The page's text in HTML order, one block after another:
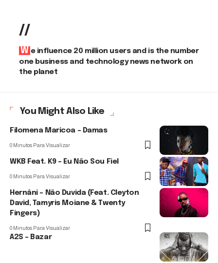
//
We influence 20 million users and is the number
one business and technology news network on
the planet
You Might Also Like
Filomena Maricoa – Damas
0 Minutos Para Visualizar
WKB Feat. K9 – Eu Não Sou Fiel
0 Minutos Para Visualizar
Hernâni – Não Duvida (Feat. Cleyton
David, Tamyris Moiane & Twenty
Fingers)
0 Minutos Para Visualizar
A2S – Bazar